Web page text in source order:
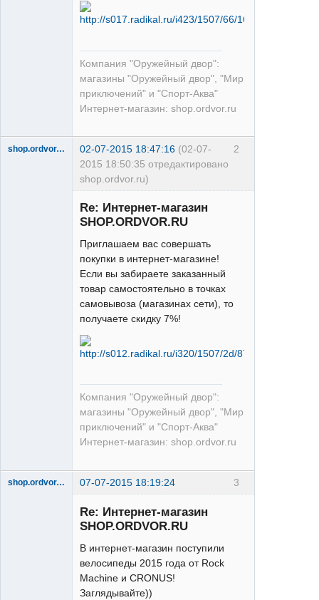
Компания "Оружейный двор":
магазины "Оружейный двор", "Мир
приключений" и "Спорт-Аква"
Интернет-магазин: shop.ordvor.ru
2
shop.ordvor.ru 02-07-2015 18:47:16 (02-07-
2015 18:50:35 отредактировано
shop.ordvor.ru)
Re: Интернет-магазин
SHOP.ORDVOR.RU
Приглашаем вас совершать
покупки в интернет-магазине!
Если вы забираете заказанный
товар самостоятельно в точках
самовывоза (магазинах сети), то
получаете скидку 7%!
Компания "Оружейный двор":
магазины "Оружейный двор", "Мир
приключений" и "Спорт-Аква"
Интернет-магазин: shop.ordvor.ru
3
shop.ordvor.ru 07-07-2015 18:19:24
Re: Интернет-магазин
SHOP.ORDVOR.RU
В интернет-магазин поступили
велосипеды 2015 года от Rock
Machine и CRONUS!
Заглядывайте))